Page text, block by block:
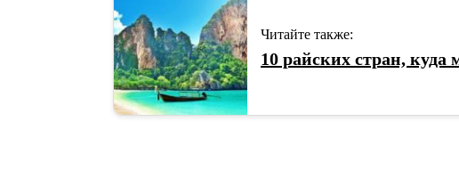
Читайте также:
10 райских стран,